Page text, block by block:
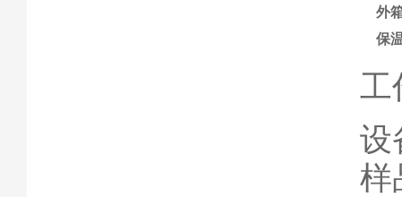
外
保
工
设
样